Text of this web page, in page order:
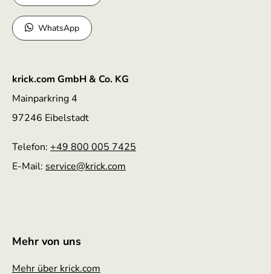
WhatsApp
krick.com GmbH & Co. KG
Mainparkring 4
97246 Eibelstadt
Telefon: +49 800 005 7425
E-Mail: service@krick.com
Mehr von uns
Mehr über krick.com